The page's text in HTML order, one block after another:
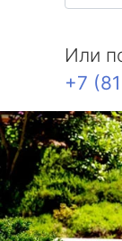
Или
+7